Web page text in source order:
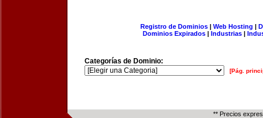
Registro de Dominios| Web Hosting |
Dominios Expirados | Industrias |
Categorías de Dominio:
[Pág.
** Precios